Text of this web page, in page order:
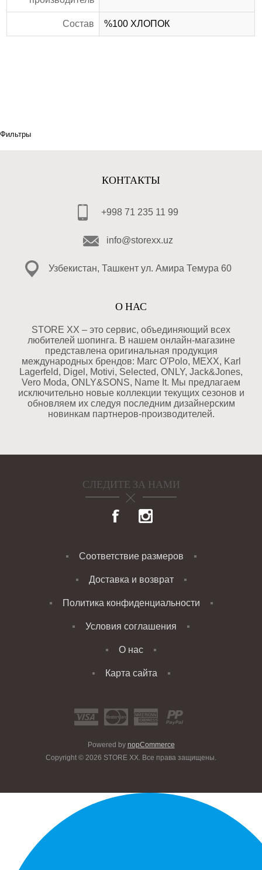
Состав %100 ХЛОПОК
Фильтры
КОНТАКТЫ
+998 71 235 11 99
info@storexx.uz
Узбекистан, Ташкент ул. Амира Темура 60
О НАС
STORE XX – это сервис, объединяющий всех
любителей шопинга. В нашем онлайн-магазине
представлена оригинальная продукция
международных брендов: Marc O'Polo, MEXX, Karl
Lagerfeld, Digel, Motivi, Selected, ONLY, Jack&Jones,
Vero Moda, ONLY&SONS, Name It. Мы предлагаем
исключительно новые коллекции текущих сезонов и
обновляем их следуя последним дизайнерским
новинкам партнеров-производителей.
СЛЕДИТЕ ЗА НАМИ
Соответствие размеров
Доставка и возврат
Политика конфиденциальности
Условия соглашения
О нас
Карта сайта
Powered by nopCommerce
Copyright © 2026 STORE XX. Все права защищены.